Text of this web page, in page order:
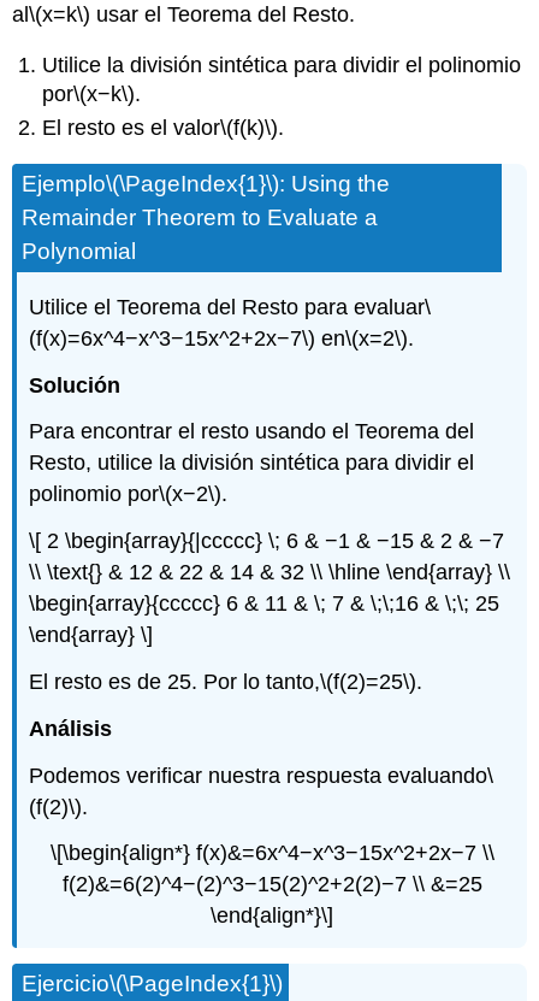
al\(x=k\) usar el Teorema del Resto.
Utilice la división sintética para dividir el polinomio
por\(x−k\).
El resto es el valor\(f(k)\).
Ejemplo\(\PageIndex{1}\): Using the
Remainder Theorem to Evaluate a
Polynomial
Utilice el Teorema del Resto para evaluar\
(f(x)=6x^4−x^3−15x^2+2x−7\) en\(x=2\).
Solución
Para encontrar el resto usando el Teorema del
Resto, utilice la división sintética para dividir el
polinomio por\(x−2\).
\[ 2 \begin{array}{|ccccc} \; 6 & −1 & −15 & 2 & −7
\\ \text{} & 12 & 22 & 14 & 32 \\ \hline \end{array} \\
\begin{array}{ccccc} 6 & 11 & \; 7 & \;\;16 & \;\; 25
\end{array} \]
El resto es de 25. Por lo tanto,\(f(2)=25\).
Análisis
Podemos verificar nuestra respuesta evaluando\
(f(2)\).
\[\begin{align*} f(x)&=6x^4−x^3−15x^2+2x−7 \\
f(2)&=6(2)^4−(2)^3−15(2)^2+2(2)−7 \\ &=25
\end{align*}\]
Ejercicio\(\PageIndex{1}\)